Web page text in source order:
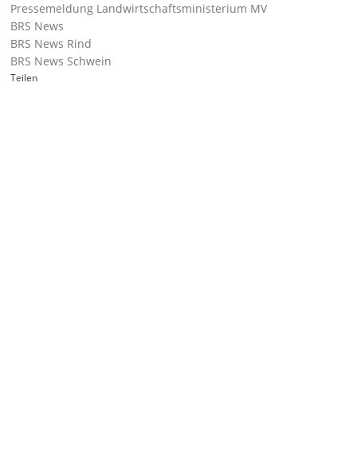
Pressemeldung Landwirtschaftsministerium MV
BRS News
BRS News Rind
BRS News Schwein
Teilen